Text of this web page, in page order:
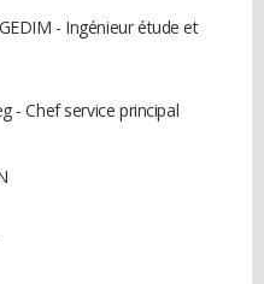
- Ingénieur étude et
- Chef service principal